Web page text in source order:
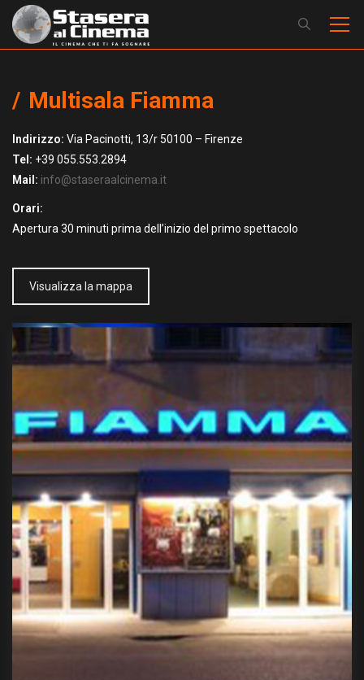
Multisala Fiamma
Indirizzo: Via Pacinotti, 13/r 50100 – Firenze
Tel: +39 055.553.2894
Mail: info@staseraalcinema.it
Orari:
Apertura 30 minuti prima dell’inizio del primo spettacolo
Visualizza la mappa